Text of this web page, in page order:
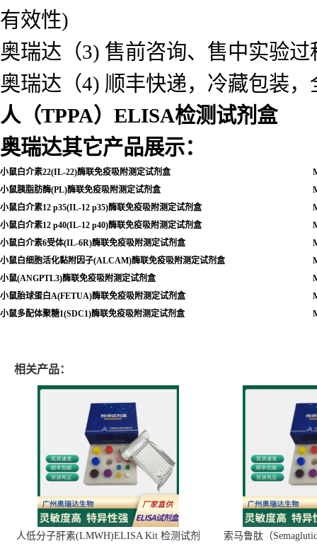
有效性)
奥瑞达（3) 售前咨询、售中实验
奥瑞达（4) 顺丰快递，冷藏包装，
人（TPPA）ELISA检测试剂盒
奥瑞达其它产品展示：
小鼠白介素22(IL-22)酶联免疫吸附测定试剂盒
小鼠胰脂肪酶(PL)酶联免疫吸附测定试剂盒
小鼠白介素12 p35(IL-12 p35)酶联免疫吸附测定试剂盒
小鼠白介素12 p40(IL-12 p40)酶联免疫吸附测定试剂盒
小鼠白介素6受体(IL-6R)酶联免疫吸附测定试剂盒
小鼠白细胞活化黏附因子(ALCAM)酶联免疫吸附测定试剂盒
小鼠(ANGPTL3)酶联免疫吸附测定试剂盒
小鼠胎球蛋白A(FETUA)酶联免疫吸附测定试剂盒
小鼠多配体聚糖1(SDC1)酶联免疫吸附测定试剂盒
相关产品：
人低分子肝素(LMWH)ELISA Kit 检测试剂
索马鲁肽（